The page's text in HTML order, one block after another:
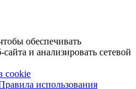
обеспечивать
и анализировать сетевой
cookie
использования